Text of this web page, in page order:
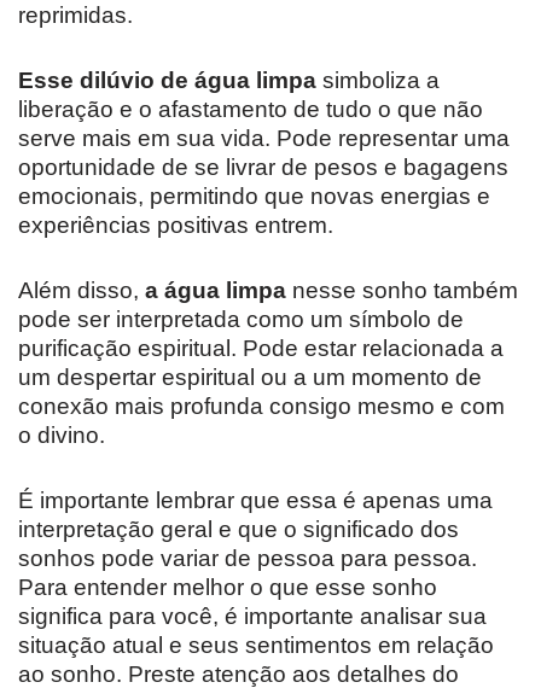
reprimidas.
Esse dilúvio de água limpa simboliza a
liberação e o afastamento de tudo o que não
serve mais em sua vida. Pode representar uma
oportunidade de se livrar de pesos e bagagens
emocionais, permitindo que novas energias e
experiências positivas entrem.
Além disso, a água limpa nesse sonho também
pode ser interpretada como um símbolo de
purificação espiritual. Pode estar relacionada a
um despertar espiritual ou a um momento de
conexão mais profunda consigo mesmo e com
o divino.
É importante lembrar que essa é apenas uma
interpretação geral e que o significado dos
sonhos pode variar de pessoa para pessoa.
Para entender melhor o que esse sonho
significa para você, é importante analisar sua
situação atual e seus sentimentos em relação
ao sonho. Preste atenção aos detalhes do